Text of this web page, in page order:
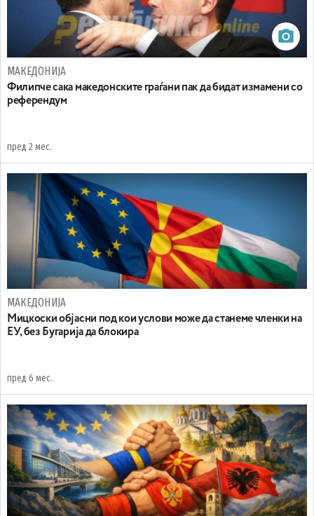
МАКЕДОНИЈА
Филипче сака македонските граѓани пак да бидат измамени со
референдум
пред 2 мес.
МАКЕДОНИЈА
Mицкоски објасни под кои услови може да станеме членки на
ЕУ, без Бугарија да блокира
пред 6 мес.